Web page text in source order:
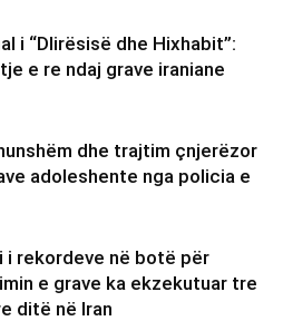
i “Dlirësisë dhe Hixhabit”:
e re ndaj grave iraniane
dhe trajtim çnjerëzor
adoleshente nga policia e
i rekordeve në botë për
e grave ka ekzekutuar tre
ditë në Iran